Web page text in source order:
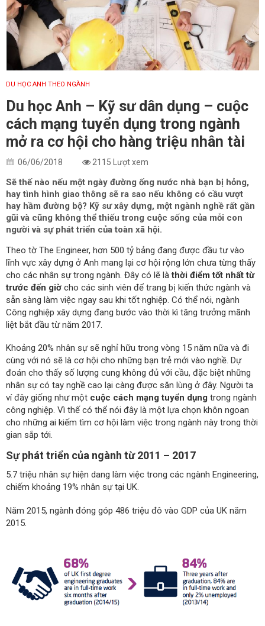
DU HỌC ANH THEO NGÀNH
Du học Anh – Kỹ sư dân dụng – cuộc
cách mạng tuyển dụng trong ngành
mở ra cơ hội cho hàng triệu nhân tài
06/06/2018 2115 Lượt xem
Sẽ thế nào nếu một ngày đường ống nước nhà bạn bị hỏng,
hay tình hình giao thông sẽ ra sao nếu không có cầu vượt
hay hầm đường bộ? Kỹ sư xây dựng, một ngành nghề rất gần
gũi và cũng không thể thiếu trong cuộc sống của mỗi con
người và sự phát triển của toàn xã hội.
Theo tờ The Engineer, hơn 500 tỷ bảng đang được đầu tư vào
lĩnh vực xây dựng ở Anh mang lại cơ hội rộng lớn chưa từng thấy
cho các nhân sự trong ngành. Đây có lẽ làthời điểm tốt nhất từ
trước đến giờ cho các sinh viên để trang bị kiến thức ngành và
sẵn sàng làm việc ngay sau khi tốt nghiệp. Có thể nói, ngành
Công nghiệp xây dựng đang bước vào thời kì tăng trưởng mãnh
liệt bắt đầu từ năm 2017.
Khoảng 20% nhân sự sẽ nghỉ hữu trong vòng 15 năm nữa và đi
cùng với nó sẽ là cơ hội cho những bạn trẻ mới vào nghề. Dự
đoán cho thấy số lượng cung không đủ với cầu, đặc biệt những
nhân sự có tay nghề cao lại càng được săn lùng ở đây. Người ta
ví đây giống như một cuộc cách mạng tuyển dụng trong ngành
công nghiệp. Vì thế có thể nói đây là một lựa chọn khôn ngoan
cho những ai kiếm tìm cơ hội làm việc trong ngành này trong thời
gian sắp tới.
Sự phát triển của ngành từ 2011 – 2017
5.7 triệu nhân sự hiện dang làm việc trong các ngành Engineering,
chiếm khoảng 19% nhân sự tại UK.
Năm 2015, ngành đóng góp 486 triệu đô vào GDP của UK năm
2015.